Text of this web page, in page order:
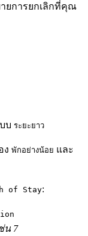
ยการยกเลิกที่คุณ
บ ระยะยาว
ง พักอย่างน้อย และ
of Stay:
น 7